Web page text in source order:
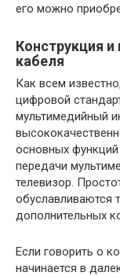
его можно
Конструкция
кабеля
Как всем
цифровой
мультимедийный
основных
передачи
телевизор.
обуславливаются
дополнительных
Если говорить о
начинается в